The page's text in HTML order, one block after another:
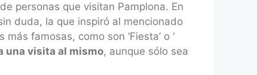
personas que visitan Pamplona. En
duda, la que inspiró al mencionado
famosas, como son ‘Fiesta’ o ‘
una visita al mismo, aunque sólo sea